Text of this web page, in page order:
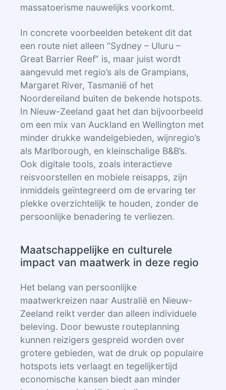
massatoerisme nauwelijks voorkomt.
In concrete voorbeelden betekent dit dat
een route niet alleen “Sydney – Uluru –
Great Barrier Reef” is, maar juist wordt
aangevuld met regio’s als de Grampians,
Margaret River, Tasmanië of het
Noordereiland buiten de bekende hotspots.
In Nieuw-Zeeland gaat het dan bijvoorbeeld
om een mix van Auckland en Wellington met
minder drukke wandelgebieden, wijnregio’s
als Marlborough, en kleinschalige B&B’s.
Ook digitale tools, zoals interactieve
reisvoorstellen en mobiele reisapps, zijn
inmiddels geïntegreerd om de ervaring ter
plekke overzichtelijk te houden, zonder de
persoonlijke benadering te verliezen.
Maatschappelijke en culturele
impact van maatwerk in deze regio
Het belang van persoonlijke
maatwerkreizen naar Australië en Nieuw-
Zeeland reikt verder dan alleen individuele
beleving. Door bewuste routeplanning
kunnen reizigers gespreid worden over
grotere gebieden, wat de druk op populaire
hotspots iets verlaagt en tegelijkertijd
economische kansen biedt aan minder